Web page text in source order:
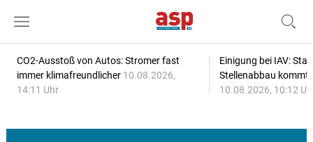
CO2-Ausstoß von Autos: Stromer fast
immer klimafreundlicher 10.08.2026,
14:11 Uhr
Einigung bei IAV:
Stellenabbau kommt
10.08.2026, 10:12